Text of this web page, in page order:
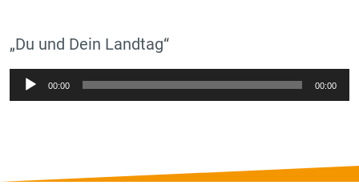
„Du und Dein Landtag“
Audio-
Player
00:00 00:00